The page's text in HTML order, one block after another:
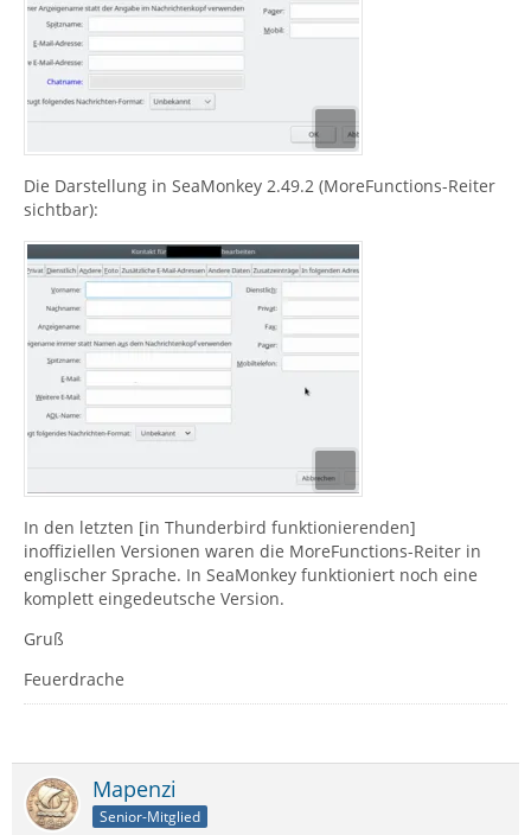
Die Darstellung in SeaMonkey 2.49.2 (MoreFunctions-Reiter
sichtbar):
In den letzten [in Thunderbird funktionierenden]
inoffiziellen Versionen waren die MoreFunctions-Reiter in
englischer Sprache. In SeaMonkey funktioniert noch eine
komplett eingedeutsche Version.
Gruß
Feuerdrache
Mapenzi
Senior-Mitglied